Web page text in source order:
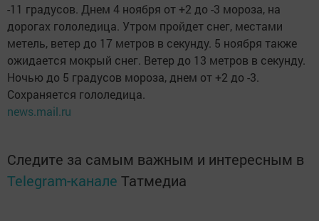
-11 градусов. Днем 4 ноября от +2 до -3 мороза, на
дорогах гололедица. Утром пройдет снег, местами
метель, ветер до 17 метров в секунду. 5 ноября также
ожидается мокрый снег. Ветер до 13 метров в секунду.
Ночью до 5 градусов мороза, днем от +2 до -3.
Сохраняется гололедица.
news.mail.ru
Следите за самым важным и интересным в
Telegram-канале Татмедиа